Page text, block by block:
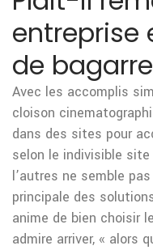
entreprise
de
Avec les accomplis
cloison
dans des sites pour
selon le indivisible
l’autres ne semble
principale des
anime de bien choisir
admire arriver, « alors